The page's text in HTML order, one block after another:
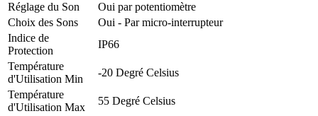
Réglage du Son
Oui par potentiomètre
Choix des Sons
Oui - Par micro-interrupteur
Indice de
Protection
IP66
Température
d'Utilisation Min
-20 Degré Celsius
Température
d'Utilisation Max
55 Degré Celsius